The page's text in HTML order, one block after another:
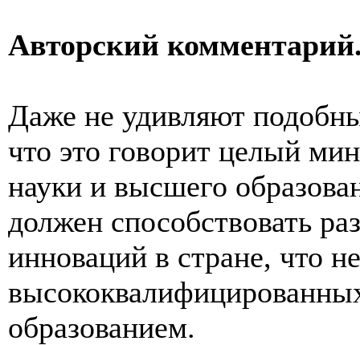
Авторский
Даже не удивляют
что это говорит целый
науки и высшего
должен способствовать
инноваций в стране, что
образованием.